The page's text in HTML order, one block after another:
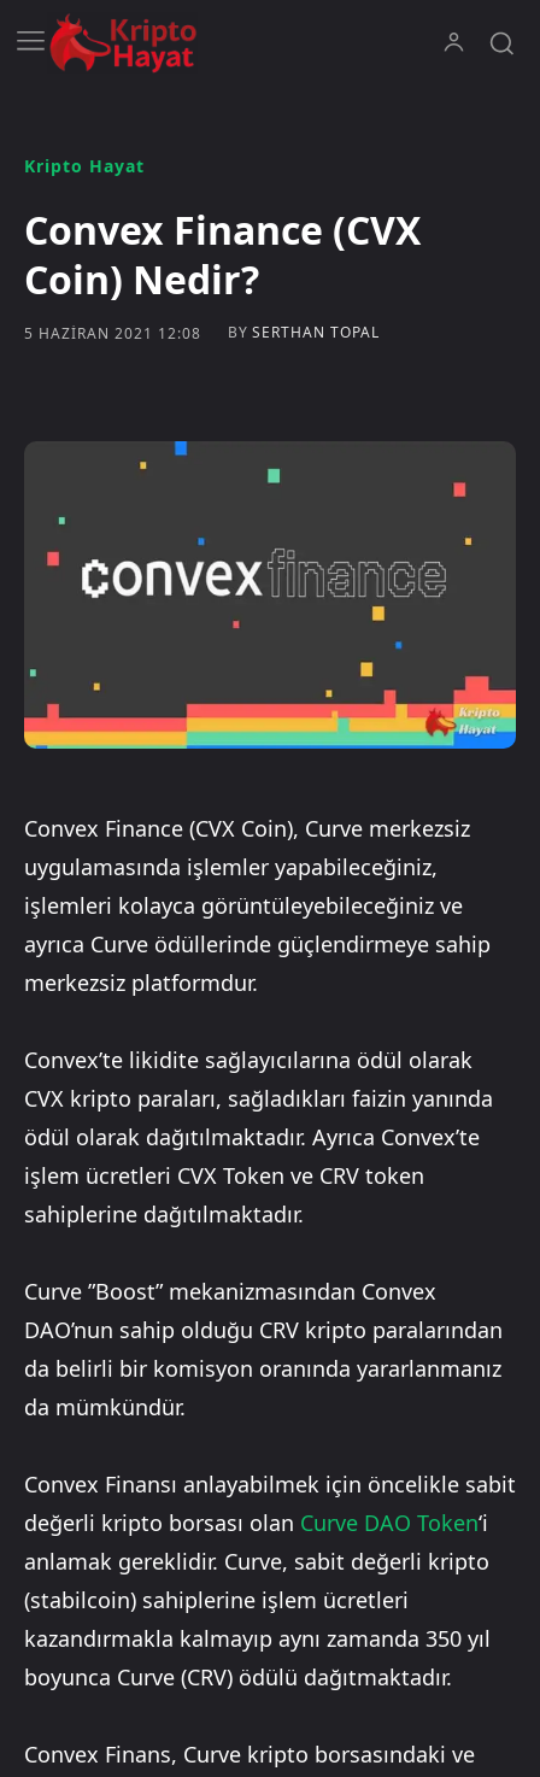
Kripto Hayat
Convex Finance (CVX
Coin) Nedir?
5 HAZIRAN 2021 12:08 BY SERTHAN TOPAL
Convex Finance (CVX Coin), Curve merkezsiz
uygulamasında işlemler yapabileceğiniz,
işlemleri kolayca görüntüleyebileceğiniz ve
ayrıca Curve ödüllerinde güçlendirmeye sahip
merkezsiz platformdur.
Convex’te likidite sağlayıcılarına ödül olarak
CVX kripto paraları, sağladıkları faizin yanında
ödül olarak dağıtılmaktadır. Ayrıca Convex’te
işlem ücretleri CVX Token ve CRV token
sahiplerine dağıtılmaktadır.
Curve ”Boost” mekanizmasından Convex
DAO’nun sahip olduğu CRV kripto paralarından
da belirli bir komisyon oranında yararlanmanız
da mümkündür.
Convex Finansı anlayabilmek için öncelikle sabit
değerli kripto borsası olan Curve DAO Token‘i
anlamak gereklidir. Curve, sabit değerli kripto
(stabilcoin) sahiplerine işlem ücretleri
kazandırmakla kalmayıp aynı zamanda 350 yıl
boyunca Curve (CRV) ödülü dağıtmaktadır.
Convex Finans, Curve kripto borsasındaki ve